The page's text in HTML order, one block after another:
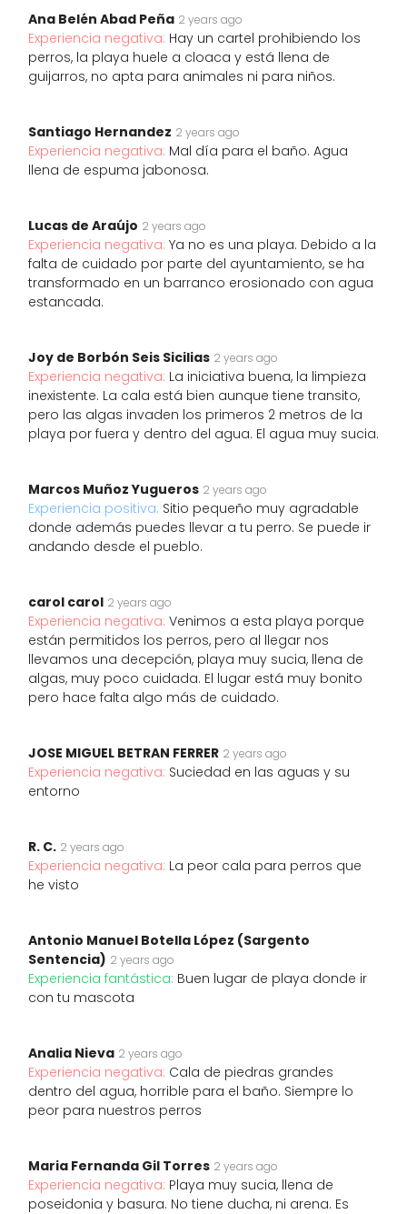
Ana Belén Abad Peña 2 years ago
Experiencia negativa: Hay un cartel prohibiendo los
perros, la playa huele a cloaca y está llena de
guijarros, no apta para animales ni para niños.
Santiago Hernandez 2 years ago
Experiencia negativa: Mal día para el baño. Agua
llena de espuma jabonosa.
Lucas de Araújo 2 years ago
Experiencia negativa: Ya no es una playa. Debido a la
falta de cuidado por parte del ayuntamiento, se ha
transformado en un barranco erosionado con agua
estancada.
Joy de Borbón Seis Sicilias 2 years ago
Experiencia negativa: La iniciativa buena, la limpieza
inexistente. La cala está bien aunque tiene transito,
pero las algas invaden los primeros 2 metros de la
playa por fuera y dentro del agua. El agua muy sucia.
Marcos Muñoz Yugueros 2 years ago
Experiencia positiva: Sitio pequeño muy agradable
donde además puedes llevar a tu perro. Se puede ir
andando desde el pueblo.
carol carol 2 years ago
Experiencia negativa: Venimos a esta playa porque
están permitidos los perros, pero al llegar nos
llevamos una decepción, playa muy sucia, llena de
algas, muy poco cuidada. El lugar está muy bonito
pero hace falta algo más de cuidado.
JOSE MIGUEL BETRAN FERRER 2 years ago
Experiencia negativa: Suciedad en las aguas y su
entorno
R. C. 2 years ago
Experiencia negativa: La peor cala para perros que
he visto
Antonio Manuel Botella López (Sargento
Sentencia) 2 years ago
Experiencia fantástica: Buen lugar de playa donde ir
con tu mascota
Analia Nieva 2 years ago
Experiencia negativa: Cala de piedras grandes
dentro del agua, horrible para el baño. Siempre lo
peor para nuestros perros
Maria Fernanda Gil Torres 2 years ago
Experiencia negativa: Playa muy sucia, llena de
poseidonia y basura. No tiene ducha, ni arena. Es